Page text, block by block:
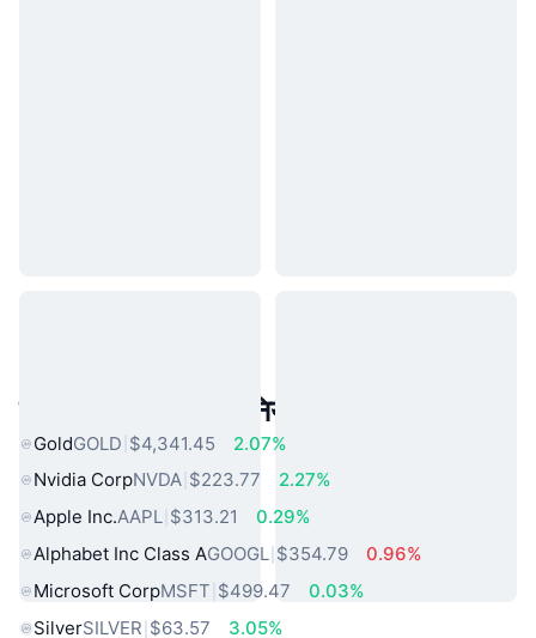
लोकप्रिय वास्तविक दुनिया की संपत्तियां
GoldGOLD $4,341.45
2.07%
Nvidia CorpNVDA $223.77
2.27%
Apple Inc.AAPL $313.21
0.29%
Alphabet Inc Class AGOOGL $354.79
0.96%
Microsoft CorpMSFT $499.47
0.03%
SilverSILVER $63.57 3.05%